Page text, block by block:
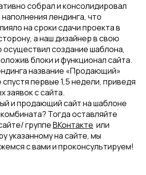
собрал и консолидировал
лендинга, что
на сроки сдачи проекта в
а наш дизайнер в свою
создание шаблона,
блоки и функционал сайта.
название «Продающий»
первые 1,5 недели, приведя
заявок с сайта.
и продающий сайт на шаблоне
Тогда оставляйте
группеВКонтакте или
указанному на сайте, мы
с вами и проконсультируем!